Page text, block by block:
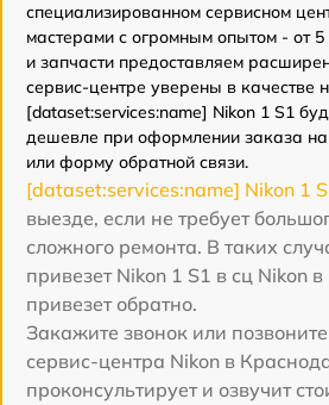
специализированном сервисном
мастерами с огромным опытом - от
и запчасти предоставляем
сервис-центре уверены в качестве
[dataset:services:name] Nikon 1 S1
дешевле при оформлении заказа на
или форму обратной связи.
[dataset:services:name] Nikon 1
выезде, если не требует
сложного ремонта. В таких
привезет Nikon 1 S1 в сц Nikon
привезет обратно.
Закажите звонок или
сервис-центра Nikon в
проконсультирует и озвучит